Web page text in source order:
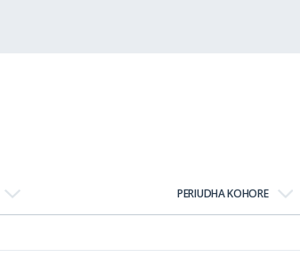
PERIUDHA KOHORE